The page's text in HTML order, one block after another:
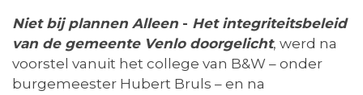
Niet bij plannen Alleen - Het integriteitsbeleid
van de gemeente Venlo doorgelicht, werd na
voorstel vanuit het college van B&W – onder
burgemeester Hubert Bruls – en na